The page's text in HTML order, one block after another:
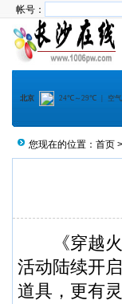
帐号：
您现在的位置： 首页
《穿越火
活动陆续开
道具，更有